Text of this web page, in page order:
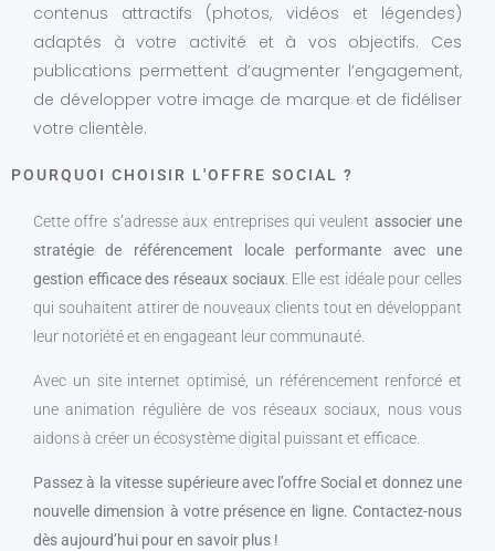
contenus attractifs (photos, vidéos et légendes)
adaptés à votre activité et à vos objectifs. Ces
publications permettent d’augmenter l’engagement,
de développer votre image de marque et de fidéliser
votre clientèle.
POURQUOI CHOISIR L'OFFRE SOCIAL ?
Cette offre s’adresse aux entreprises qui veulent associer une
stratégie de référencement locale performante avec une
gestion efficace des réseaux sociaux. Elle est idéale pour celles
qui souhaitent attirer de nouveaux clients tout en développant
leur notoriété et en engageant leur communauté.
Avec un site internet optimisé, un référencement renforcé et
une animation régulière de vos réseaux sociaux, nous vous
aidons à créer un écosystème digital puissant et efficace.
Passez à la vitesse supérieure avec l’offre Social et donnez une
nouvelle dimension à votre présence en ligne. Contactez-nous
dès aujourd’hui pour en savoir plus !